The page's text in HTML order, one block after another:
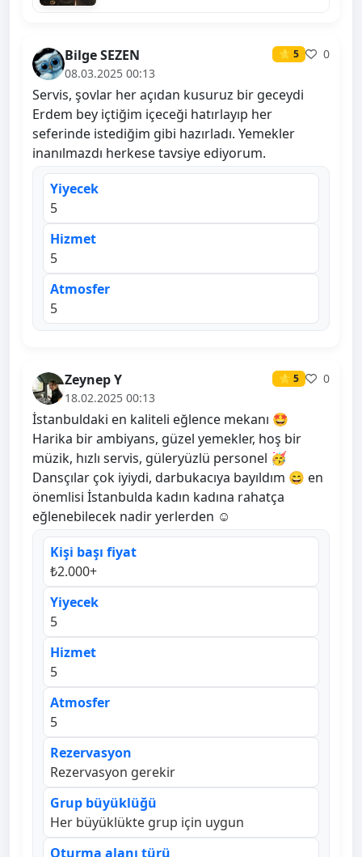
Bilge SEZEN ⭐ 5
0
08.03.2025 00:13
Servis, şovlar her açıdan kusuruz bir geceydi
Erdem bey içtiğim içeceği hatırlayıp her
seferinde istediğim gibi hazırladı. Yemekler
inanılmazdı herkese tavsiye ediyorum.
Yiyecek
5
Hizmet
5
Atmosfer
5
Zeynep Y ⭐ 5
0
18.02.2025 00:13
İstanbuldaki en kaliteli eğlence mekanı 🤩
Harika bir ambiyans, güzel yemekler, hoş bir
müzik, hızlı servis, güleryüzlü personel 🥳
Dansçılar çok iyiydi, darbukacıya bayıldım 😄 en
önemlisi İstanbulda kadın kadına rahatça
eğlenebilecek nadir yerlerden ☺️
Kişi başı fiyat
₺2.000+
Yiyecek
5
Hizmet
5
Atmosfer
5
Rezervasyon
Rezervasyon gerekir
Grup büyüklüğü
Her büyüklükte grup için uygun
Oturma alanı türü